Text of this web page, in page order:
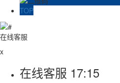
TOP
在线客服
x
在线客服 17:15